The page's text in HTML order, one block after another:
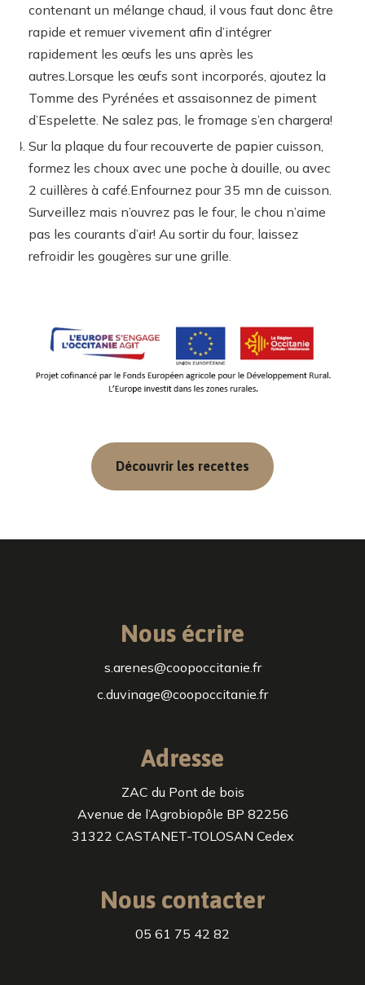
contenant un mélange chaud, il vous faut donc être
rapide et remuer vivement afin d’intégrer
rapidement les œufs les uns après les
autres.Lorsque les œufs sont incorporés, ajoutez la
Tomme des Pyrénées et assaisonnez de piment
d’Espelette. Ne salez pas, le fromage s’en chargera!
Sur la plaque du four recouverte de papier cuisson,
formez les choux avec une poche à douille, ou avec
2 cuillères à café.Enfournez pour 35 mn de cuisson.
Surveillez mais n’ouvrez pas le four, le chou n’aime
pas les courants d’air! Au sortir du four, laissez
refroidir les gougères sur une grille.
Découvrir les recettes
Nous écrire
s.arenes@coopoccitanie.fr
c.duvinage@coopoccitanie.fr
Adresse
ZAC du Pont de bois
Avenue de l’Agrobiopôle BP 82256
31322 CASTANET-TOLOSAN Cedex
Nous contacter
05 61 75 42 82